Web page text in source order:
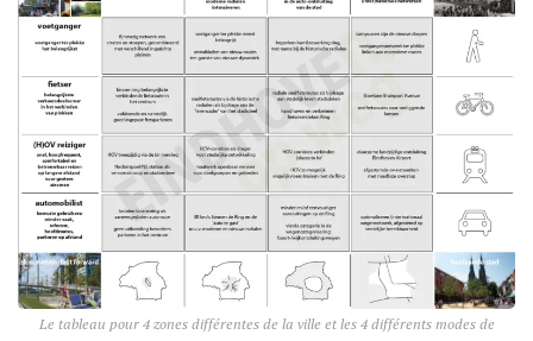
Le tableau pour 4 zones différentes de la ville et les 4 différents modes de